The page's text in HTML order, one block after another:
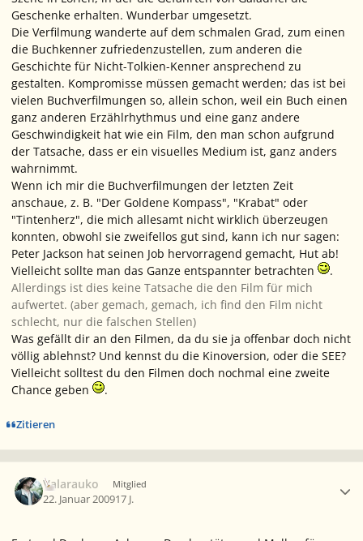
Geschenke erhalten. Wunderbar umgesetzt.
Die Verfilmung wanderte auf dem schmalen Grad, zum einen
die Buchkenner zufriedenzustellen, zum anderen die
Geschichte für Nicht-Tolkien-Kenner ansprechend zu
gestalten. Kompromisse müssen gemacht werden; das ist bei
vielen Buchverfilmungen so, allein schon, weil ein Buch einen
ganz anderen Erzählrhythmus und eine ganz andere
Geschwindigkeit hat wie ein Film, den man schon aufgrund
der Tatsache, dass er ein visuelles Medium ist, ganz anders
wahrnimmt.
Wenn ich mir die Buchverfilmungen der letzten Zeit
anschaue, z. B. "Der Goldene Kompass", "Krabat" oder
"Tintenherz", die mich allesamt nicht wirklich überzeugen
konnten, obwohl sie zweifellos gut sind, kann ich nur sagen:
Peter Jackson hat seinen Job hervorragend gemacht, Hut ab!
Vielleicht sollte man das Ganze entspannter betrachten
.
Allerdings ist dies keine Tatsache die den Film für mich
aufwertet. (aber gemach, gemach, ich find den Film nicht
schlecht, nur die falschen Stellen)
Was gefällt dir an den Filmen, da du sie ja offenbar doch nicht
völlig ablehnst? Und kennst du die Kinoversion, oder die SEE?
Vielleicht solltest du den Filmen doch nochmal eine zweite
Chance geben
.
Zitieren
Valarauko Mitglied
22. Januar 200917 J.